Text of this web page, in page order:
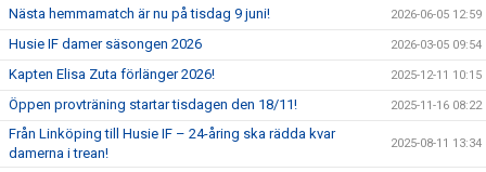
Nästa hemmamatch är nu på tisdag 9 juni! 2026-06-05 12:59
Husie IF damer säsongen 2026 2026-03-05 09:54
Kapten Elisa Zuta förlänger 2026! 2025-12-11 10:15
Öppen provträning startar tisdagen den 18/11! 2025-11-16 08:22
Från Linköping till Husie IF – 24-åring ska rädda kvar
damerna i trean!
2025-08-11 13:34